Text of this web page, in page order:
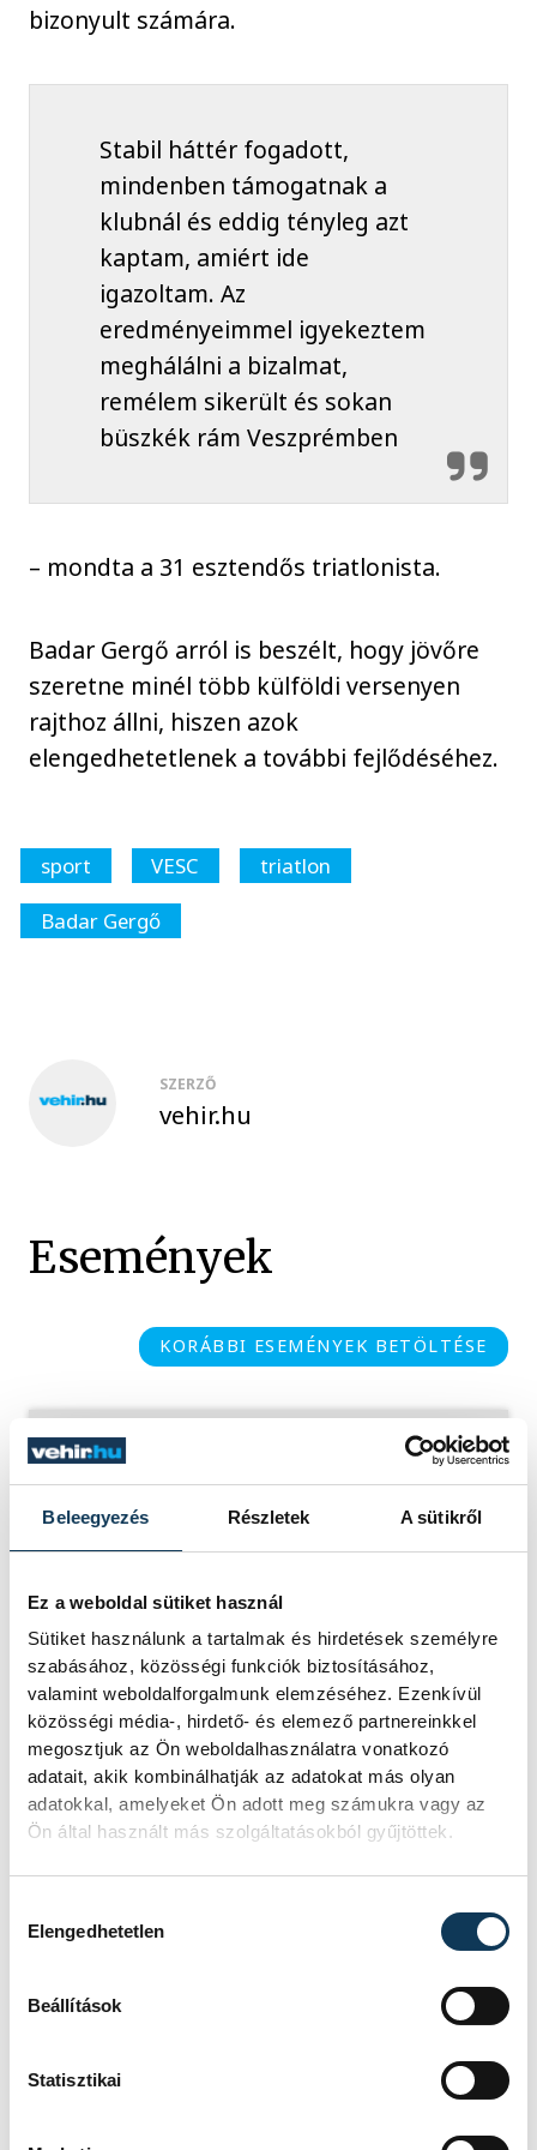
Beleegyezés Részletek A sütikről
Ez a weboldal sütiket használ
Sütiket használunk a tartalmak és hirdetések személyre
szabásához, közösségi funkciók biztosításához,
valamint weboldalforgalmunk elemzéséhez. Ezenkívül
közösségi média-, hirdető- és elemező partnereinkkel
megosztjuk az Ön weboldalhasználatra vonatkozó
adatait, akik kombinálhatják az adatokat más olyan
adatokkal, amelyeket Ön adott meg számukra vagy az
Ön által használt más szolgáltatásokból gyűjtöttek.
Elengedhetetlen
Beállítások
Statisztikai
bizonyult számára.
Stabil háttér fogadott,
mindenben támogatnak a
klubnál és eddig tényleg azt
kaptam, amiért ide
igazoltam. Az
eredményeimmel igyekeztem
meghálálni a bizalmat,
remélem sikerült és sokan
büszkék rám Veszprémben
– mondta a 31 esztendős triatlonista.
Badar Gergő arról is beszélt, hogy jövőre
szeretne minél több külföldi versenyen
rajthoz állni, hiszen azok
elengedhetetlenek a további fejlődéséhez.
sport VESC
triatlon
Badar Gergő
SZERZŐ
vehir.hu
Események
KORÁBBI ESEMÉNYEK BETÖLTÉSE
SOROZAT NŐI FUTSAL NB I/B
2025/26
HAZAI
MÁLTAI SE
SPORT CLUB
IDŐPONT
2026. MÁRCIUS 8. 16:15
HELYSZÍN
TREFF SPORTCSARNOK
(ÉRD)
EREDMÉNY
1-6
RÉSZLETEK
NYUGATI CSOPORT,
HAZAI
IDŐPONT
2026. MÁRCIUS 27. 19:30
SINOSZ SPORTCSARNOK
RÉSZLETEK